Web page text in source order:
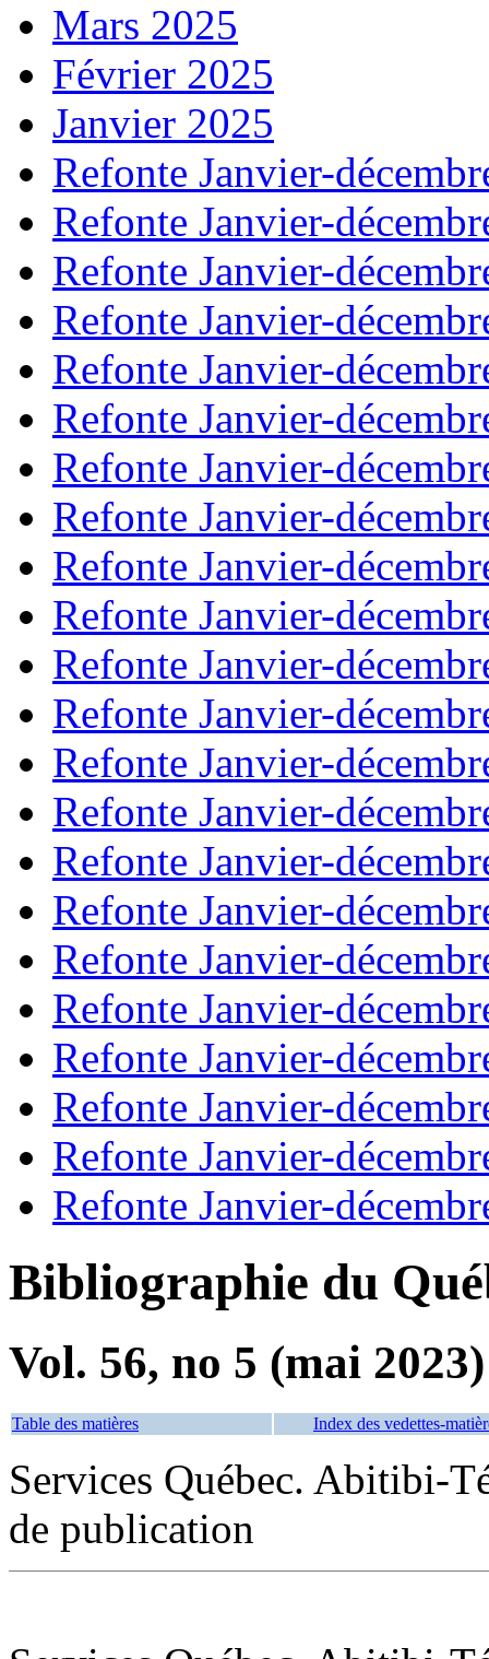
Mars 2025
Février 2025
Janvier 2025
Refonte Janvier-
Refonte Janvier-
Refonte Janvier-
Refonte Janvier-
Refonte Janvier-
Refonte Janvier-
Refonte Janvier-
Refonte Janvier-
Refonte Janvier-
Refonte Janvier-
Refonte Janvier-
Refonte Janvier-
Refonte Janvier-
Refonte Janvier-
Refonte Janvier-
Refonte Janvier-
Refonte Janvier-
Refonte Janvier-
Refonte Janvier-
Refonte Janvier-
Refonte Janvier-
Refonte Janvier-
Bibliographie du
Vol. 56, no 5 (mai 2023)
Table des matières Index des vedettes-
Services Québec. Abitibi-
de publication